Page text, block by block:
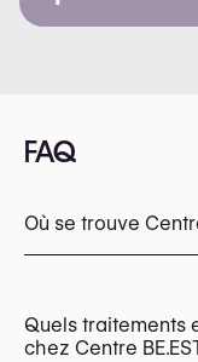
FAQ
Où se trouve
Quels traitements
chez Centre